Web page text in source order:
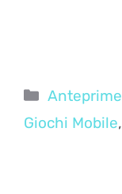
Categorie
Anteprime
Giochi Mobile,